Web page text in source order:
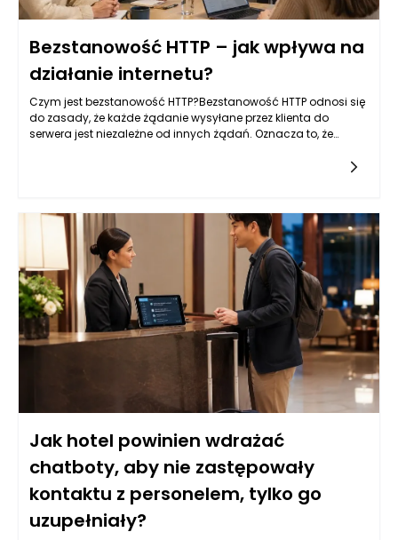
Bezstanowość HTTP – jak wpływa na
działanie internetu?
Czym jest bezstanowość HTTP?Bezstanowość HTTP odnosi się
do zasady, że każde żądanie wysyłane przez klienta do
serwera jest niezależne od innych żądań. Oznacza to, że
Jak hotel powinien wdrażać
chatboty, aby nie zastępowały
kontaktu z personelem, tylko go
uzupełniały?